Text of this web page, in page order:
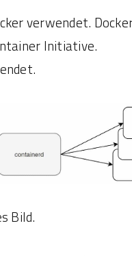
verwendet.
Initiative.
Bild.